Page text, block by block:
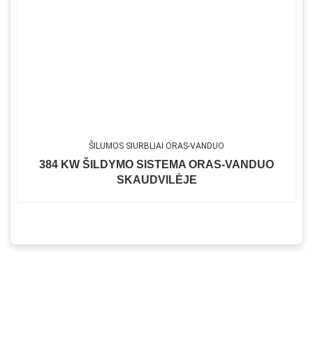
ŠILUMOS SIURBLIAI ORAS-VANDUO
384 KW ŠILDYMO SISTEMA ORAS-VANDUO
SKAUDVILĖJE